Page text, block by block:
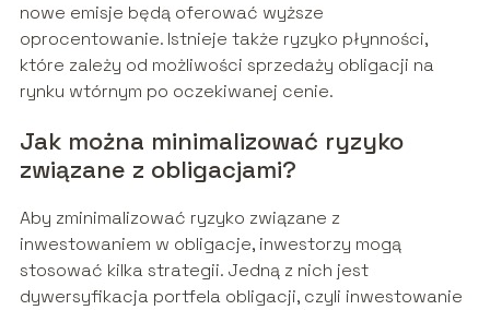
nowe emisje będą oferować wyższe
oprocentowanie. Istnieje także ryzyko płynności,
które zależy od możliwości sprzedaży obligacji na
rynku wtórnym po oczekiwanej cenie.
Jak można minimalizować ryzyko
związane z obligacjami?
Aby zminimalizować ryzyko związane z
inwestowaniem w obligacje, inwestorzy mogą
stosować kilka strategii. Jedną z nich jest
dywersyfikacja portfela obligacji, czyli inwestowanie